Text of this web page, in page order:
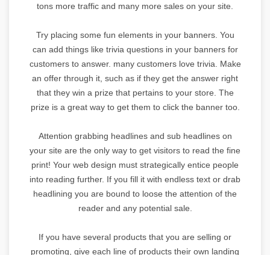
tons more traffic and many more sales on your site.
Try placing some fun elements in your banners. You
can add things like trivia questions in your banners for
customers to answer. many customers love trivia. Make
an offer through it, such as if they get the answer right
that they win a prize that pertains to your store. The
prize is a great way to get them to click the banner too.
Attention grabbing headlines and sub headlines on
your site are the only way to get visitors to read the fine
print! Your web design must strategically entice people
into reading further. If you fill it with endless text or drab
headlining you are bound to loose the attention of the
reader and any potential sale.
If you have several products that you are selling or
promoting, give each line of products their own landing